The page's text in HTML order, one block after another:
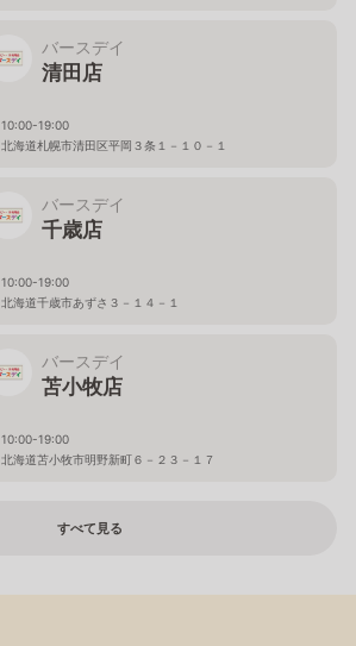
バースデイ
清田店
10:00-19:00
北海道札幌市清田区平岡３条１－１０－１
バースデイ
千歳店
10:00-19:00
北海道千歳市あずさ３－１４－１
バースデイ
苫小牧店
10:00-19:00
北海道苫小牧市明野新町６－２３－１７
すべて見る